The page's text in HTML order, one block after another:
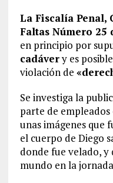
La Fiscalía Penal,
Faltas Número 25
en principio por
cadávery es
violación de
Se investiga la
parte de
unas imágenes que
el cuerpo de Diego
donde fue velado,
mundo en la